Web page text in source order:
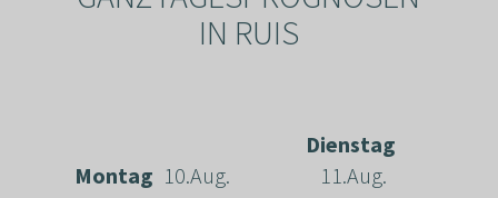
IN RUIS
Montag 10.Aug.
Dienstag
11.Aug.